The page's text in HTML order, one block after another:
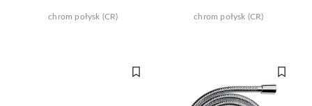
chrom połysk (CR) chrom połysk (CR)